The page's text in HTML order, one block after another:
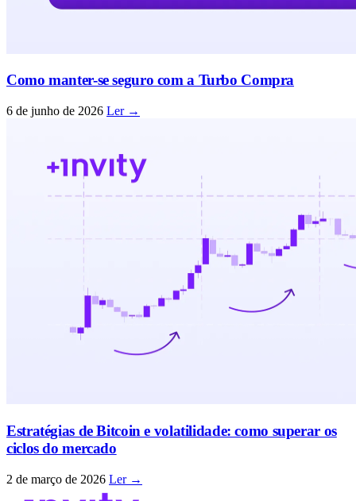
Como manter-se seguro com a Turbo Compra
6 de junho de 2026 Ler →
Estratégias de Bitcoin e volatilidade: como superar os
ciclos do mercado
2 de março de 2026 Ler →